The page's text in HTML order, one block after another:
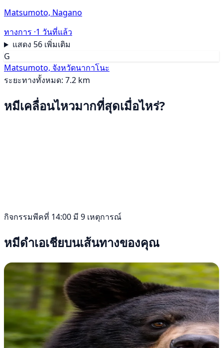
Matsumoto, Nagano
ทางการ ·1 วันที่แล้ว
แสดง 56 เพิ่มเติม
G
Matsumoto, จังหวัดนากาโนะ
ระยะทางทั้งหมด: 7.2 km
หมีเคลื่อนไหวมากที่สุดเมื่อไหร่?
กิจกรรมพีคที่ 14:00 มี 9 เหตุการณ์
หมีดำเอเชียบนเส้นทางของคุณ